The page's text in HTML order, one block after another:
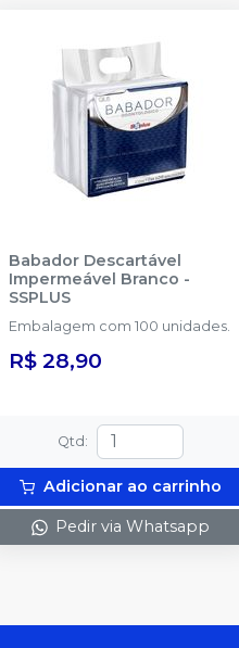
Babador Descartável
Impermeável Branco -
SSPLUS
Embalagem com 100 unidades.
R$ 28,90
Qtd :
Adicionar ao carrinho
Pedir via Whatsapp